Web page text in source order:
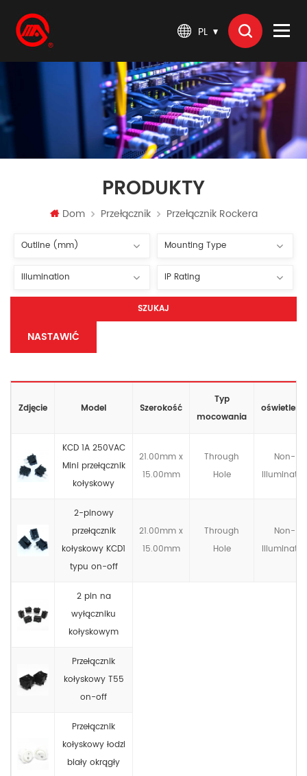
PL
PRODUKTY
Dom Przełącznik Przełącznik Rockera
SZUKAJ
NASTAWIĆ
Zdjęcie Model Szerokość
Typ
mocowania
oświetlenie
KCD 1A 250VAC
Mini przełącznik
kołyskowy
21.00mm x
15.00mm
Through
Hole
Non-
llluminated
2-pinowy
przełącznik
kołyskowy KCD1
typu on-off
21.00mm x
15.00mm
Through
Hole
Non-
llluminated
2 pin na
wyłączniku
kołyskowym
Przełącznik
kołyskowy T55
on-off
Przełącznik
kołyskowy łodzi
biały okrągły